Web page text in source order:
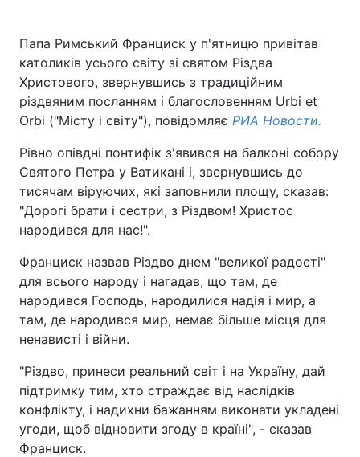
Папа Римський Франциск у п'ятницю привітав
католиків усього світу зі святом Різдва
Христового, звернувшись з традиційним
різдвяним посланням і благословенням Urbi et
Orbi ("Місту і світу"), повідомляє РИА Новости.
Рівно опівдні понтифік з'явився на балконі собору
Святого Петра у Ватикані і, звернувшись до
тисячам віруючих, які заповнили площу, сказав:
"Дорогі брати і сестри, з Різдвом! Христос
народився для нас!".
Франциск назвав Різдво днем "великої радості"
для всього народу і нагадав, що там, де
народився Господь, народилися надія і мир, а
там, де народився мир, немає більше місця для
ненависті і війни.
"Різдво, принеси реальний світ і на Україну, дай
підтримку тим, хто страждає від наслідків
конфлікту, і надихни бажанням виконати укладені
угоди, щоб відновити згоду в країні", - сказав
Франциск.